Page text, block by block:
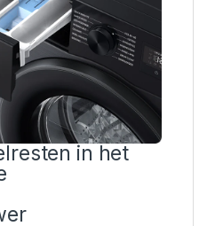
in het